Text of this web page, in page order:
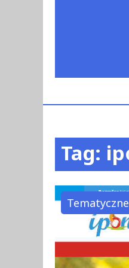
Tag:
Tematyczne